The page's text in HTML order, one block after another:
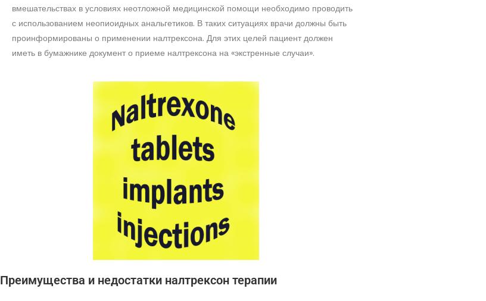
вмешательствах в условиях неотложной медицинской помощи необходимо проводить
с использованием неопиоидных анальгетиков. В таких ситуациях врачи должны быть
проинформированы о применении налтрексона. Для этих целей пациент должен
иметь в бумажнике документ о приеме налтрексона на «экстренные случаи».
Преимущества и недостатки налтрексон терапии